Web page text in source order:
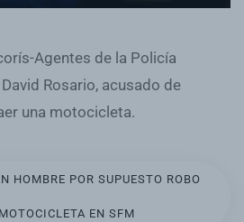
Agentes de la Policía
Rosario, acusado de
una motocicleta.
HOMBRE POR SUPUESTO ROBO
EN SFM